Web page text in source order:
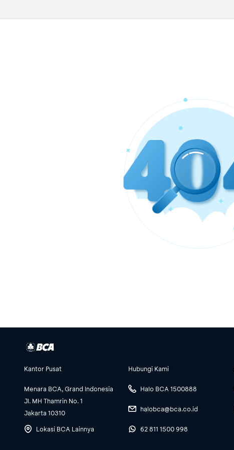
Kantor Pusat
Menara BCA, Grand Indonesia
Jl. MH Thamrin No. 1
Jakarta 10310
Lokasi BCA Lainnya
Hubungi Kami
Halo BCA 1500888
halobca@bca.co.id
62 811 1500 998